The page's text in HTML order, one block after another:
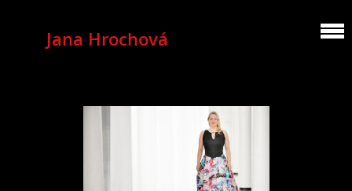
Jana Hrochová
MEZZOSOPRANO